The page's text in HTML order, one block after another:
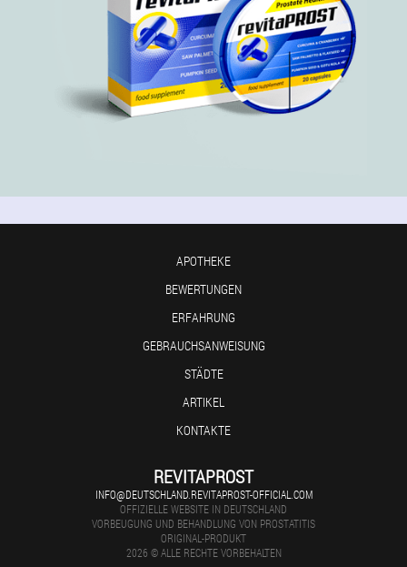
APOTHEKE
BEWERTUNGEN
ERFAHRUNG
GEBRAUCHSANWEISUNG
STÄDTE
ARTIKEL
KONTAKTE
REVITAPROST
INFO@DEUTSCHLAND.REVITAPROST-OFFICIAL.COM
OFFIZIELLE WEBSITE IN DEUTSCHLAND
VORBEUGUNG UND BEHANDLUNG VON PROSTATITIS
ORIGINAL-PRODUKT
2026 © ALLE RECHTE VORBEHALTEN